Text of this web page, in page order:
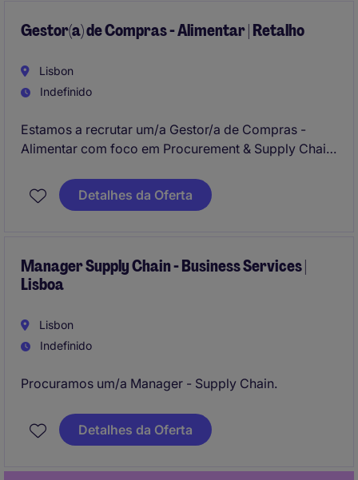
Gestor(a) de Compras - Alimentar | Retalho
Lisbon
Indefinido
Estamos a recrutar um/a Gestor/a de Compras -
Alimentar com foco em Procurement & Supply Chain.
competências específicas para gerir e otimizar
processos de aquisição de bens alimentares.
Detalhes da Oferta
Manager Supply Chain - Business Services |
Lisboa
Lisbon
Indefinido
Procuramos um/a Manager - Supply Chain.
Detalhes da Oferta